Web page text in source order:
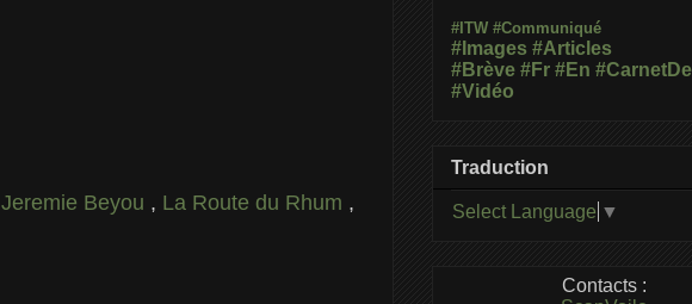
Jeremie Beyou , La Route du Rhum ,
#ITW #Communiqué
#Images #Articles
#Brève #Fr #En
#Vidéo
Traduction
Select Language ▼
Contacts :